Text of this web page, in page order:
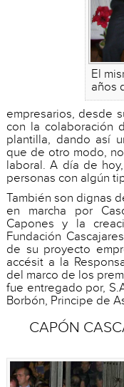
El
años
empresarios, desde
con la colaboración
plantilla, dando así
que de otro modo,
laboral. A día de
personas con algún
También son dignas
en marcha por
Capones y la
Fundación
de su proyecto
accésit a la
del marco de los
fue entregado por,
Borbón, Principe de
CAPÓN